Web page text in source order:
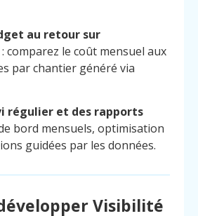
au retour sur
: comparez le coût mensuel aux
par chantier généré via
régulier et des rapports
bord mensuels, optimisation
guidées par les données.
Visibilité